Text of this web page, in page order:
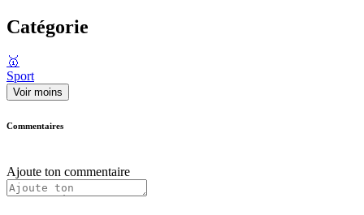
Catégorie
🥇
Sport
Voir moins
Commentaires
Ajoute ton commentaire